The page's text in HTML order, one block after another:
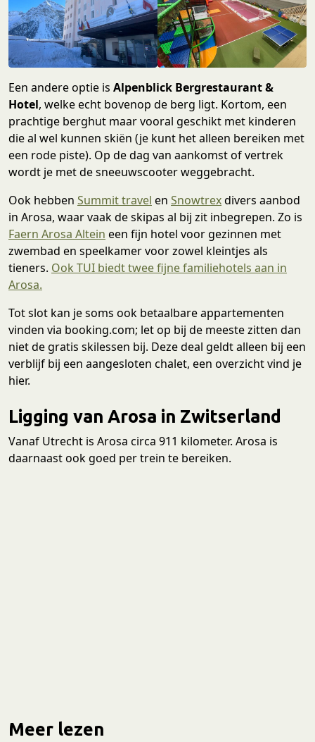
Een andere optie is Alpenblick Bergrestaurant &
Hotel, welke echt bovenop de berg ligt. Kortom, een
prachtige berghut maar vooral geschikt met kinderen
die al wel kunnen skiën (je kunt het alleen bereiken met
een rode piste). Op de dag van aankomst of vertrek
wordt je met de sneeuwscooter weggebracht.
Ook hebben Summit travel en Snowtrexdivers aanbod
in Arosa, waar vaak de skipas al bij zit inbegrepen. Zo is
Faern Arosa Altein een fijn hotel voor gezinnen met
zwembad en speelkamer voor zowel kleintjes als
tieners. Ook TUI biedt twee fijne familiehotels aan in
Arosa.
Tot slot kan je soms ook betaalbare appartementen
vinden via booking.com; let op bij de meeste zitten dan
niet de gratis skilessen bij. Deze deal geldt alleen bij een
verblijf bij een aangesloten chalet, een overzicht vind je
hier.
Ligging van Arosa in Zwitserland
Vanaf Utrecht is Arosa circa 911 kilometer. Arosa is
daarnaast ook goed per trein te bereiken.
Meer lezen